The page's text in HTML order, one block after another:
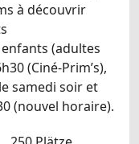
à découvrir
(adultes
(Ciné-Prim’s),
samedi soir et
(nouvel horaire).